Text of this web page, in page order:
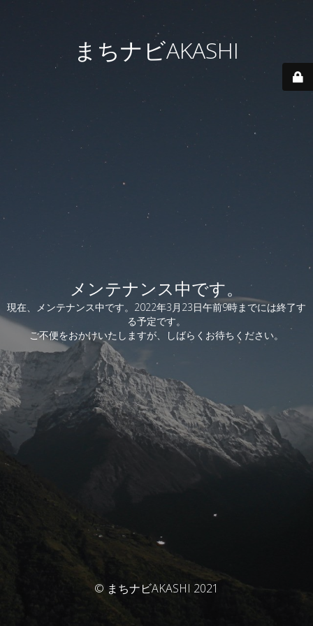
まちナビAKASHI
メンテナンス中です。
現在、メンテナンス中です。2022年3月23日午前9時までには終了す
る予定です。
ご不便をおかけいたしますが、しばらくお待ちください。
© まちナビAKASHI 2021